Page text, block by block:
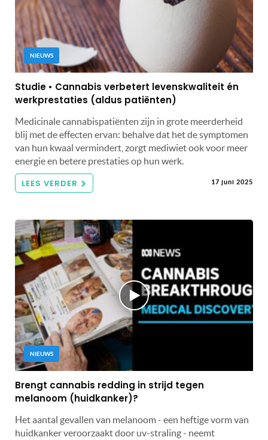
NIEUWS
Studie • Cannabis verbetert levenskwaliteit én
werkprestaties (aldus patiënten)
Medicinale cannabispatiënten zijn in grote meerderheid
blij met de effecten ervan: behalve dat het de symptomen
van hun kwaal vermindert, zorgt mediwiet ook voor meer
energie en betere prestaties op hun werk.
LEES VERDER 17 juni 2025
NIEUWS
Brengt cannabis redding in strijd tegen
melanoom (huidkanker)?
Het aantal gevallen van melanoom - een heftige vorm van
huidkanker veroorzaakt door uv-straling - neemt